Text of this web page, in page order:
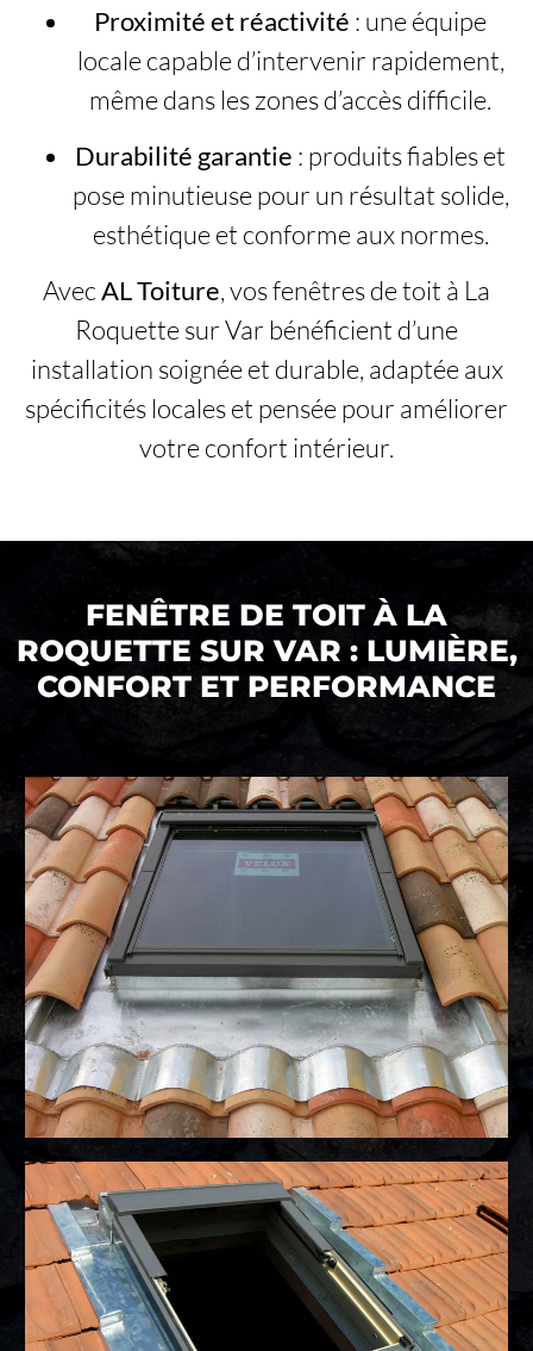
Proximité et réactivité : une équipe
locale capable d’intervenir rapidement,
même dans les zones d’accès difficile.
Durabilité garantie : produits fiables et
pose minutieuse pour un résultat solide,
esthétique et conforme aux normes.
AvecAL Toiture, vos fenêtres de toit à La
Roquette sur Var bénéficient d’une
installation soignée et durable, adaptée aux
spécificités locales et pensée pour améliorer
votre confort intérieur.
FENÊTRE DE TOIT À LA
ROQUETTE SUR VAR : LUMIÈRE,
CONFORT ET PERFORMANCE